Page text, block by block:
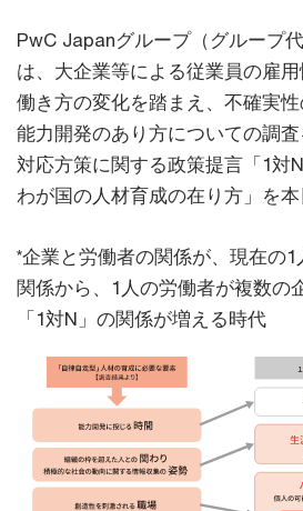
PwC Japanグループ（グループ
は、大企業等による従業員の雇
働き方の変化を踏まえ、不確実
能力開発のあり方についての調
対応方策に関する政策提言「1対
わが国の人材育成の在り方」を本
*企業と労働者の関係が、現在の1
関係から、1人の労働者が複数の
「1対N」の関係が増える時代